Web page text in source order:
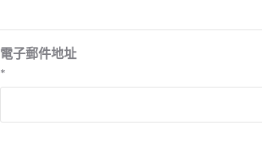
電子郵件地址
*